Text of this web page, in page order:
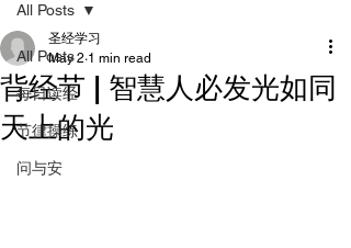
All Posts
每日读经
节律操练
问与安
All Posts
背经节 | 智慧人必发光如同
天上的光
圣经学习
May 2 1 min read